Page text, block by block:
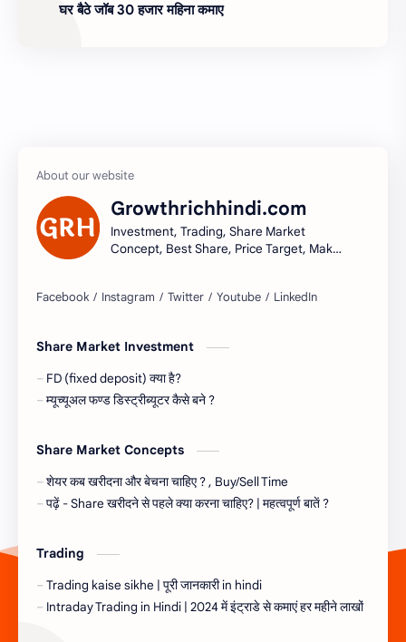
घर बैठे जॉब 30 हजार महिना कमाए
Growthrichhindi.com
Investment, Trading, Share Market
Concept, Best Share, Price Target, Make
Share Market Investment
FD (fixed deposit) क्या है?
म्यूच्यूअल फण्ड डिस्ट्रीब्यूटर कैसे बने ?
Share Market Concepts
शेयर कब खरीदना और बेचना चाहिए ? , Buy/Sell Time
पढ़ें - Share खरीदने से पहले क्या करना चाहिए? | महत्वपूर्ण बातें ?
Trading
Trading kaise sikhe | पूरी जानकारी in hindi
Intraday Trading in Hindi | 2024 में इंट्राडे से कमाएं हर महीने लाखों